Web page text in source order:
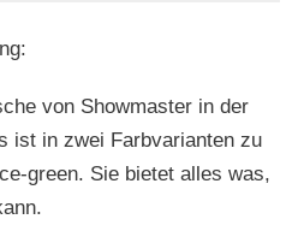
von Showmaster in der
ist in zwei Farbvarianten zu
green. Sie bietet alles was,